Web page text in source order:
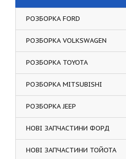
РОЗБОРКА FORD
РОЗБОРКА VOLKSWAGEN
РОЗБОРКА TOYOTA
РОЗБОРКА MITSUBISHI
РОЗБОРКА JEEP
НОВІ ЗАПЧАСТИНИ ФОРД
НОВІ ЗАПЧАСТИНИ ТОЙОТА